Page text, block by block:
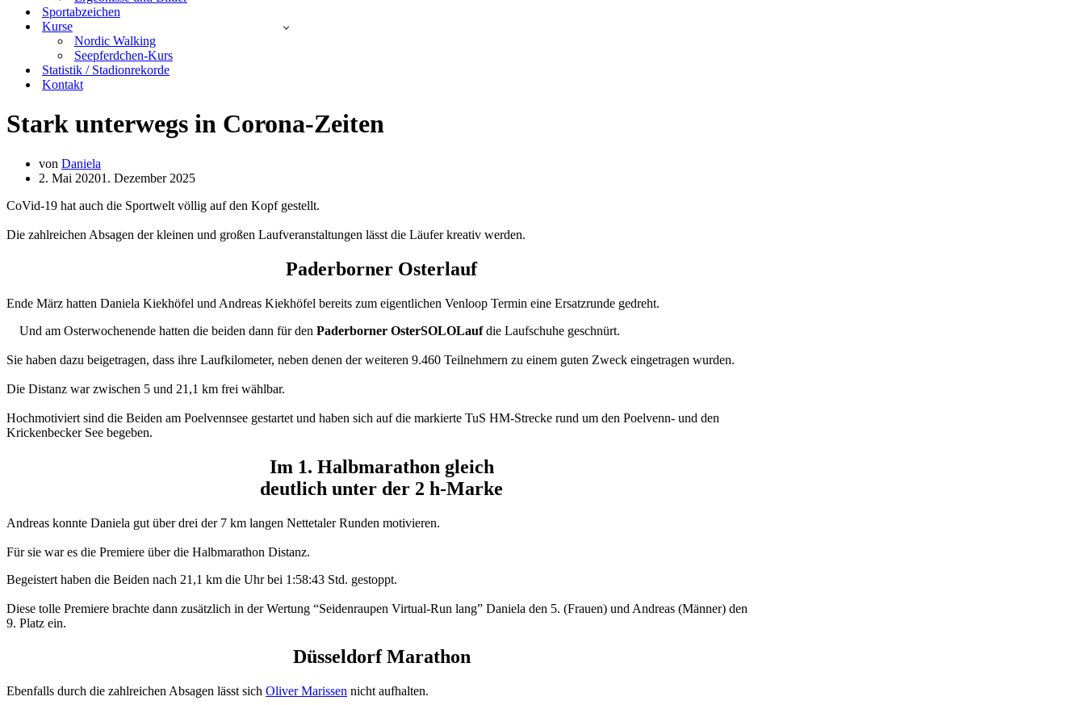
Sportabzeichen
Kurse
Nordic Walking
Seepferdchen-Kurs
Statistik / Stadionrekorde
Kontakt
Stark unterwegs in Corona-Zeiten
von Daniela
2. Mai 20201. Dezember 2025
CoVid-19 hat auch die Sportwelt völlig auf den Kopf gestellt.
Die zahlreichen Absagen der kleinen und großen Laufveranstaltungen lässt die Läufer kreativ werden.
Paderborner Osterlauf
Ende März hatten Daniela Kiekhöfel und Andreas Kiekhöfel bereits zum eigentlichen Venloop Termin eine Ersatzrunde gedreht.
Und am Osterwochenende hatten die beiden dann für den Paderborner OsterSOLOLaufdie Laufschuhe geschnürt.
Sie haben dazu beigetragen, dass ihre Laufkilometer, neben denen der weiteren 9.460 Teilnehmern zu einem guten Zweck eingetragen wurden.
Die Distanz war zwischen 5 und 21,1 km frei wählbar.
Hochmotiviert sind die Beiden am Poelvennsee gestartet und haben sich auf die markierte TuS HM-Strecke rund um den Poelvenn- und den
Krickenbecker See begeben.
Im 1. Halbmarathon gleich
deutlich unter der 2 h-Marke
Andreas konnte Daniela gut über drei der 7 km langen Nettetaler Runden motivieren.
Für sie war es die Premiere über die Halbmarathon Distanz.
Begeistert haben die Beiden nach 21,1 km die Uhr bei 1:58:43 Std. gestoppt.
Diese tolle Premiere brachte dann zusätzlich in der Wertung “Seidenraupen Virtual-Run lang” Daniela den 5. (Frauen) und Andreas (Männer) den
9. Platz ein.
Düsseldorf Marathon
Ebenfalls durch die zahlreichen Absagen lässt sich Oliver Marissen nicht aufhalten.